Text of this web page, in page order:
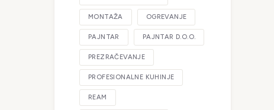
MONTAŽA OGREVANJE
PAJNTAR PAJNTAR D.O.O.
PREZRAČEVANJE
PROFESIONALNE KUHINJE
REAM